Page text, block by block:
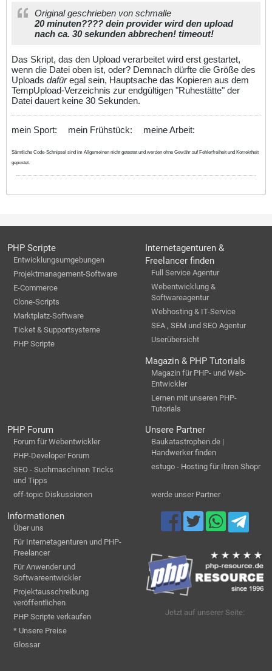
Original geschrieben von schmalle
20 minuten???? dein provider wird den upload
nach ca. 30 sekunden abbrechen! timeout!
Das Skript, das den Upload verarbeitet wird erst gestartet,
wenn die Datei oben ist, oder? Demnach dürfte die Größe des
Uploads dafüregal sein, Hauptsache das Kopieren aus dem
TempUpload-Verzeichnis zur endgültigen "Ruhestätte" der
Datei dauert keine 30 Sekunden.
mein Sport: mein Frühstück: meine Arbeit:
Sämtliche Code-Schnipsel sind im Allgemeinen nicht getestet und werden ohne Gewähr auf Fehlerfreiheit und Korrektheit
gepostet.
PHP Scripte
Entwicklungsumgebungen
Projektmanagement-Software
E-Commerce
Clone-Scripts
Marktplatz-Software
Ticket & Supportsysteme
PHP Scripte
Internetagenturen &
Freelancer finden
Full Service Agentur
Webentwicklung &
Softwareagentur
Webhosting & IT-Service
SEA , SEM und SEO Agentur
Userübersicht
Magazin & PHP Tutorials
Magazin für PHP- und Web-
Entwickler
Lernen mit unseren PHP-
Tutorials
PHP Forum
Forum für Webentwickler
PHP-Developer Forum
SEO - Suchmaschinen Tricks
und Tipps
off-topic Diskussionen
Unsere Partner
Baukatastrophen.de |
Handwerker finden
estugo - Hosting für Ihren Shopr
werde unser Partner
Informationen
Über uns
Für Internetagenturen und PHP-
Freelancer
Für Anwender und
Softwareentwickler
Projektausschreibung
veröffentlichen
PHP Scripte verkaufen
* Unsere Preise
Glossar
Jetzt auf unserer Seite: